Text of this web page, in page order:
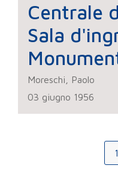
Centrale
Sala
sul lavoro
Moreschi, Paolo
03 giugno 1956
1